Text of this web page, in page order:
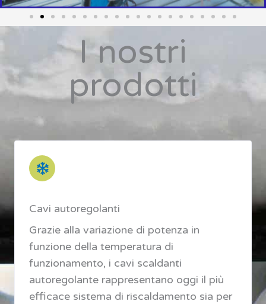
I nostri
prodotti
Cavi autoregolanti
Grazie alla variazione di potenza in
funzione della temperatura di
funzionamento, i cavi scaldanti
autoregolante rappresentano oggi il più
efficace sistema di riscaldamento sia per